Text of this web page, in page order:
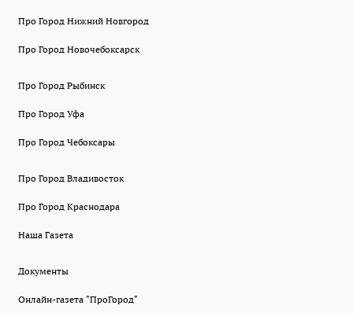
Про Город Нижний Новгород
Про Город Новочебоксарск
Про Город Рыбинск
Про Город Уфа
Про Город Чебоксары
Про Город Владивосток
Про Город Краснодара
Наша Газета
Документы
Онлайн-газета "ПроГород"